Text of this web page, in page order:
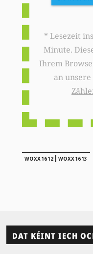
* Lesezeit
Minute.
Ihrem
an
WOXX1612 | WOXX1613
DAT KÉINT IECH